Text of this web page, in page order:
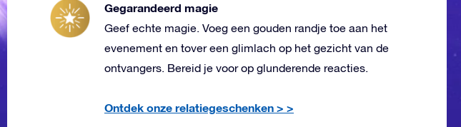
Gegarandeerd magie
Geef echte magie. Voeg een gouden randje toe aan het
evenement en tover een glimlach op het gezicht van de
ontvangers. Bereid je voor op glunderende reacties.
Ontdek onze relatiegeschenken > >